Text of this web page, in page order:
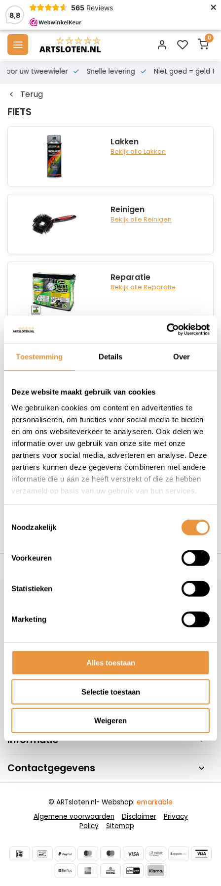
Toestemming Details Over
Deze website maakt gebruik van cookies
We gebruiken cookies om content en advertenties te
personaliseren, om functies voor social media te bieden
en om ons websiteverkeer te analyseren. Ook delen we
informatie over uw gebruik van onze site met onze
partners voor social media, adverteren en analyse. Deze
partners kunnen deze gegevens combineren met andere
informatie die u aan ze heeft verstrekt of die ze hebben
verzameld op basis van uw gebruik van hun services.
Noodzakelijk
Voorkeuren
Statistieken
Marketing
Alles toestaan
Selectie toestaan
Weigeren
8,8
565 Reviews ×
0
voor uw tweewieler Snelle levering Niet goed = geld
Terug
FIETS
Lakken
Bekijk alle Lakken
Reinigen
Bekijk alle Reinigen
Reparatie
Bekijk alle Reparatie
Smeren & Beschermen
Bekijk alle Smeren &
Overig
Bekijk alle Overig
Onderhoud en reparatie van uw voertuig is erg
belangrijk. Daarom ook bij artsloten.nl producten als
reparatiesets, spray, plamuur, lekpreventie, primer,
Niet goed = geld
Veelgestelde vragen
info@artsloten.nl
Handige pagina's
Informatie
Contactgegevens
Algemene voorwaarden Disclaimer
Privacy
Policy
Sitemap
© ARTsloten.nl- Webshop: emarkable